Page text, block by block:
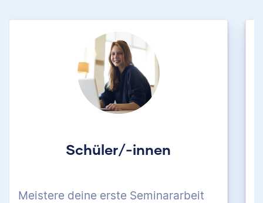
Schüler/-innen
Meistere deine erste Seminararbeit